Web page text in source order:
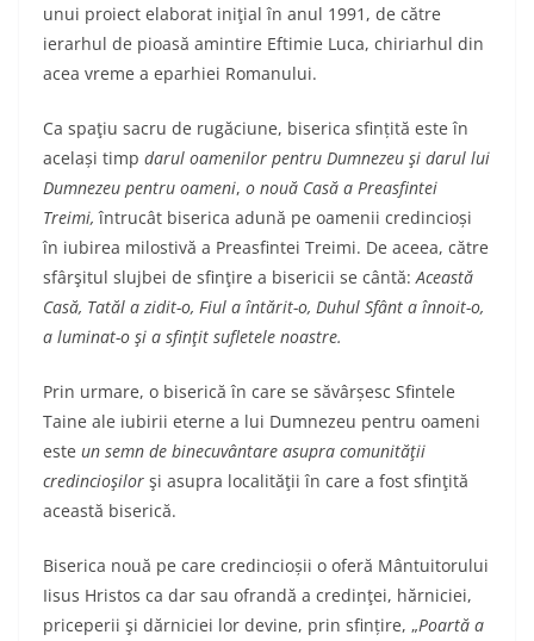
unui proiect elaborat iniţial în anul 1991, de către
ierarhul de pioasă amintire Eftimie Luca, chiriarhul din
acea vreme a eparhiei Romanului.
Ca spaţiu sacru de rugăciune, biserica sfințită este în
același timp darul oamenilor pentru Dumnezeu şi darul lui
Dumnezeu pentru oameni, o nouă Casă a Preasfintei
Treimi, întrucât biserica adună pe oamenii credincioși
în iubirea milostivă a Preasfintei Treimi. De aceea, către
sfârşitul slujbei de sfinţire a bisericii se cântă: Această
Casă, Tatăl a zidit-o, Fiul a întărit-o, Duhul Sfânt a înnoit-o,
a luminat-o şi a sfinţit sufletele noastre.
Prin urmare, o biserică în care se săvârșesc Sfintele
Taine ale iubirii eterne a lui Dumnezeu pentru oameni
este un semn de binecuvântare asupra comunităţii
credincioşilor şi asupra localităţii în care a fost sfinţită
această biserică.
Biserica nouă pe care credincioșii o oferă Mântuitorului
Iisus Hristos ca dar sau ofrandă a credinţei, hărniciei,
priceperii şi dărniciei lor devine, prin sfințire, „Poartă a